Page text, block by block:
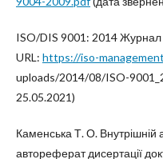
ISO/DIS 9001: 2014
URL: https://iso-
uploads/2014/08/ISO-
25.05.2021)
Каменська Т. О. Внутрішній
автореферат дисертації